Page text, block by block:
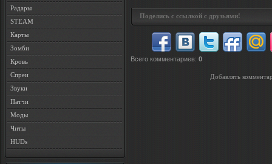
Радары
STEAM
Карты
Зомби
Кровь
Спреи
Звуки
Патчи
Моды
Читы
HUDs
Поделись с ссылкой с друзьями!
Всего комментариев: 0
Добавлять